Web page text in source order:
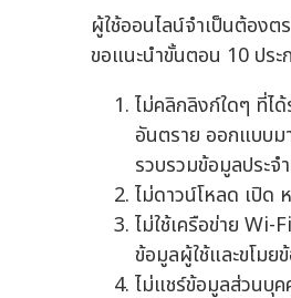
ผู้ใช้ออนไลน์จำเป็นต้อง
ขอแนะนำขั้นตอน 10 ปร
ไม่คลิกลิงก์ใดๆ ที่ไ
อันตราย ออกแบบ
รวบรวมข้อมูลประจ
ไม่ดาวน์โหลด เปิด
ไม่ใช้เครือข่าย Wi-
ข้อมูลผู้ใช้และขโมย
ไม่แชร์ข้อมูลส่วนบุ